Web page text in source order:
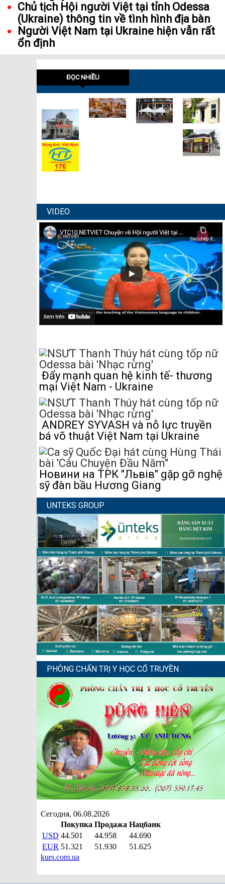
Chủ tịch Hội người Việt tại tỉnh Odessa
(Ukraine) thông tin về tình hình địa bàn
Người Việt Nam tại Ukraine hiện vẫn rất
ổn định
ĐỌC NHIỀU
VIDEO
Đẩy mạnh quan hệ kinh tế- thương
mại Việt Nam - Ukraine
ANDREY SYVASH và nỗ lực truyền
bá võ thuật Việt Nam tại Ukraine
Новини на ТРК "Львів" gặp gỡ nghệ
sỹ đàn bầu Hương Giang
UNTEKS GROUP
PHÒNG CHẨN TRỊ Y HỌC CỔ TRUYỀN